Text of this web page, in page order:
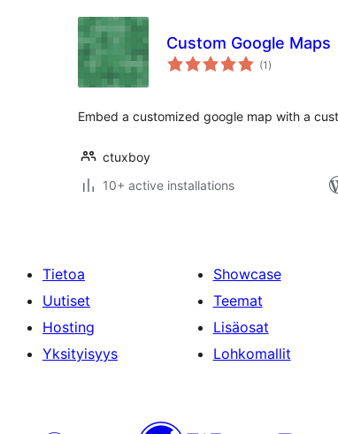
Custom Google Maps
(1 arvosanat
yhteensä
)
Embed a customized google map with a
ctuxboy
10+ active installations
Tietoa
Uutiset
Hosting
Yksityisyys
Showcase
Teemat
Lisäosat
Lohkomallit